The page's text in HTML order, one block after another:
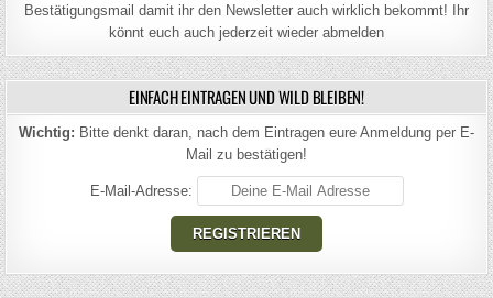
Bestätigungsmail damit ihr den Newsletter auch wirklich bekommt! Ihr
könnt euch auch jederzeit wieder abmelden
EINFACH EINTRAGEN UND WILD BLEIBEN!
Wichtig: Bitte denkt daran, nach dem Eintragen eure Anmeldung per E-
Mail zu bestätigen!
E-Mail-Adresse: